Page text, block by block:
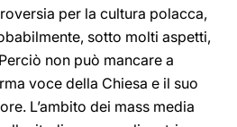
per la cultura polacca,
sotto molti aspetti,
non può mancare a
voce della Chiesa e il suo
L’ambito dei mass media